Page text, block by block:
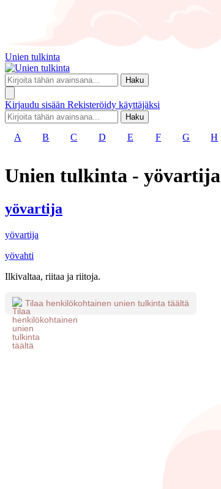
Unien tulkinta
Haku
Kirjaudu sisään Rekisteröidy käyttäjäksi
Haku
A B C D E F G H
Unien tulkinta - yövartija
yövartija
yövartija
yövahti
Ilkivaltaa, riitaa ja riitoja.
Tilaa henkilökohtainen unien tulkinta täältä